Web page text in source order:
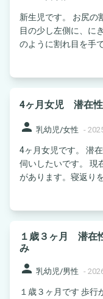
新生児です。 お尻の割れ目の上の方、写真だと向かって割れ
目の少し左側に、に
のように割れ目を手で
4ヶ月女児 潜在性
person 乳幼児/女性 -
4ヶ月女児です。 潜
伺いしたいです。 現在、お尻の穴の上2センチ以内にくぼみ
があります。寝返りを
１歳３ヶ月 潜在
み
person 乳幼児/男性 -
１歳３ヶ月です 歩行